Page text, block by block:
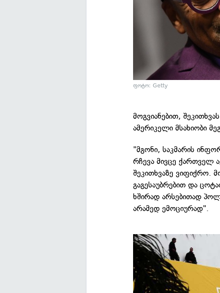
ფოტო: Getty
მოგვიანებით,
ამერიკელი მსახიობი
"მგონი, საკმარის
რჩევა მივცე ქართველ
შეკითხვაზე ვიფიქრო.
გაგესაუბრებით და
ხშირად არსებითად
არამედ ემოციურად".